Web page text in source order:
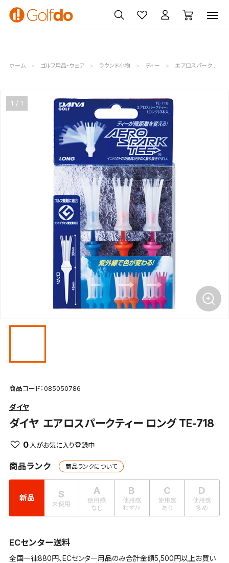
ゴルフ
クラブ
ゴルフ用品
買取
無料査定
クーポン
一覧
ホーム ゴルフ用品・ウェア ラウンド小物 ティー エアロスパークティー ロング TE-718
1 1
商品コード：085050786
ダイヤ
ダイヤ エアロスパークティー ロング TE-718
0
商品ランク 商品ランクについて
新品 S
未使用
A
使用感
なし
B
使用感
わずか
C
使用感
あり
D
使用感
多め
ECセンター送料
全国一律880円、ECセンター用品のみ合計金額5,500円以上お買い